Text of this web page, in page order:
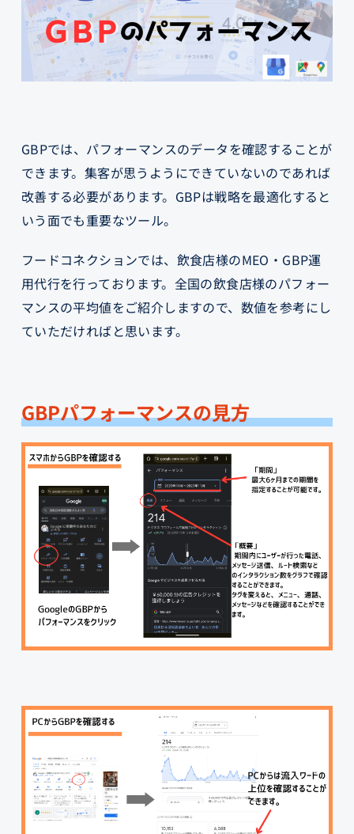
GBPでは、パフォーマンスのデータを確認することが
できます。集客が思うようにできていないのであれば
改善する必要があります。GBPは戦略を最適化すると
いう面でも重要なツール。
フードコネクションでは、飲食店様のMEO・GBP運
用代行を行っております。全国の飲食店様のパフォー
マンスの平均値をご紹介しますので、数値を参考にし
ていただければと思います。
GBPパフォーマンスの見方